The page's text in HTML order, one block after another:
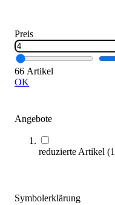
Preis
66 Artikel
OK
Angebote
reduzierte Artikel (
Symbolerklärung
Teamsport
Entdecken Sie die Vielfalt
Kaufberater für
Jetzt entdecken